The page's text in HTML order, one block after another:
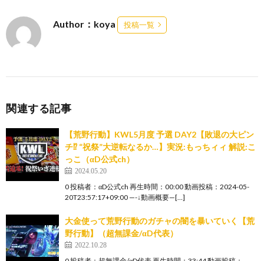
Author：koya 投稿一覧
関連する記事
【荒野行動】KWL5月度 予選 DAY2【敗退の大ピン
チ⁉ “祝祭”大逆転なるか…】実況:もっちィィ 解説:こ
っこ（αD公式ch）
2024.05.20
0 投稿者：αD公式ch 再生時間：00:00 動画投稿：2024-05-
20T23:57:17+09:00 —-↓動画概要—[…]
大金使って荒野行動のガチャの闇を暴いていく【荒
野行動】（超無課金/αD代表）
2022.10.28